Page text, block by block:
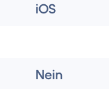
iOS
Nein